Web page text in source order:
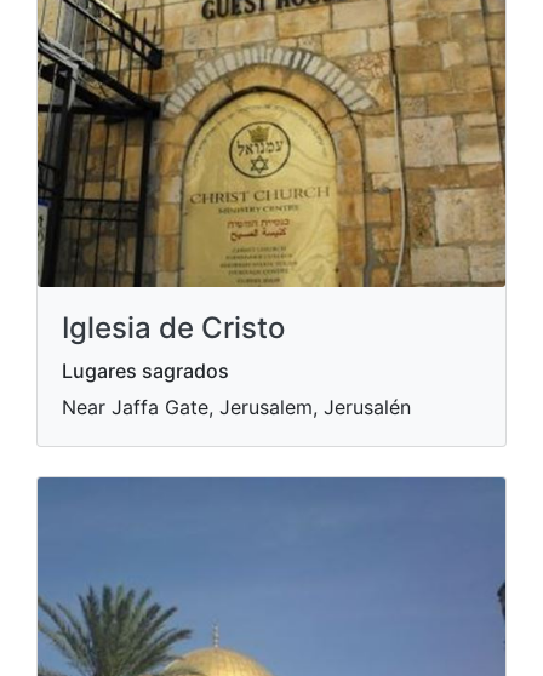
Iglesia de Cristo
Lugares sagrados
Near Jaffa Gate, Jerusalem, Jerusalén